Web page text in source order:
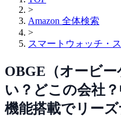
>
Amazon 全体検索
>
スマートウォッチ・
OBGE（オービ
い？どこの会社
機能搭載でリー